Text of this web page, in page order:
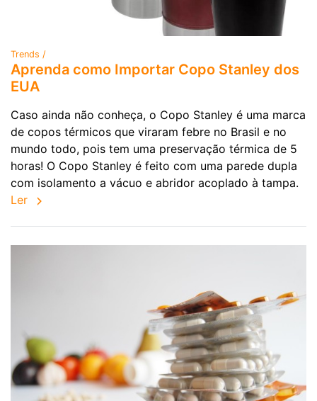
Trends /
Aprenda como Importar Copo Stanley dos
EUA
Caso ainda não conheça, o Copo Stanley é uma marca
de copos térmicos que viraram febre no Brasil e no
mundo todo, pois tem uma preservação térmica de 5
horas! O Copo Stanley é feito com uma parede dupla
com isolamento a vácuo e abridor acoplado à tampa.
Ler